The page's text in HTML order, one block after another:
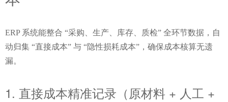
ERP 系统能整合 “采购、生产、库存、质检” 全环节数据，自
动归集 “直接成本” 与 “隐性损耗成本”，确保成本核算无遗
漏。
1. 直接成本精准记录（原材料 + 人工 +